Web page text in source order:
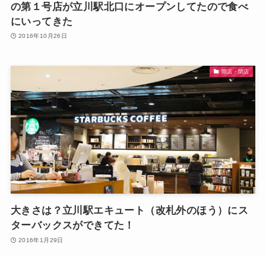
の第１号店が立川駅北口にオープンしてたので食べ
にいってきた
2016年10月26日
開店・閉店
大きさは？立川駅エキュート（改札外のほう）にス
ターバックスができてた！
2016年1月29日